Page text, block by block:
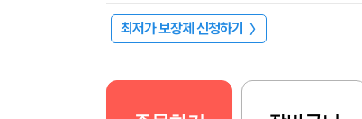
최저가 보장제 신청하기 〉